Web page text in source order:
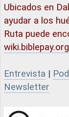
Ubicados en
ayudar a los
Ruta puede
Entrevista |
Newsletter